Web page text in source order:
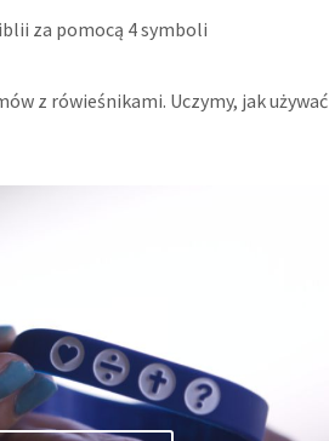
za pomocą 4 symboli
z rówieśnikami. Uczymy, jak używać